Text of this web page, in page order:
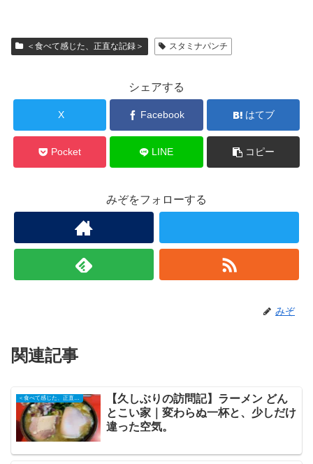
＜食べて感じた、正直な記録＞ スタミナパンチ
シェアする
X Facebook はてブ
Pocket LINE コピー
みぞをフォローする
みぞ
関連記事
＜食べて感じた、正直な記録＞
【久しぶりの訪問記】ラーメン どん
とこい家｜変わらぬ一杯と、少しだけ
違った空気。